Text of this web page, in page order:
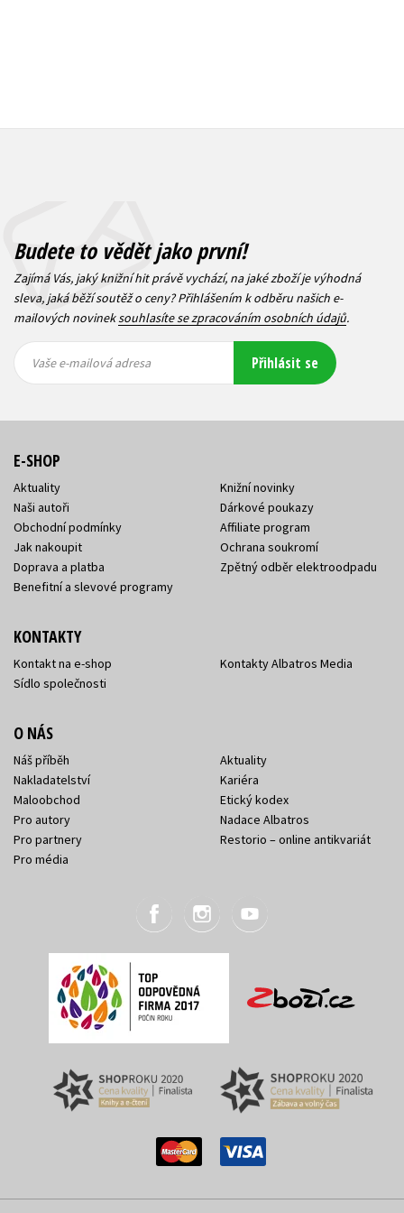
Budete to vědět jako první!
Zajímá Vás, jaký knižní hit právě vychází, na jaké zboží je výhodná
sleva, jaká běží soutěž o ceny? Přihlášením k odběru našich e-
mailových novineksouhlasíte se zpracováním osobních údajů.
mailová
mailová
Vaše e-mailová adresa Přihlásit se
E-SHOP
Aktuality
Naši autoři
Obchodní podmínky
Jak nakoupit
Doprava a platba
Benefitní a slevové programy
Knižní novinky
Dárkové poukazy
Affiliate program
Ochrana soukromí
Zpětný odběr elektroodpadu
KONTAKTY
Kontakt na e-shop
Sídlo společnosti
Kontakty Albatros Media
O NÁS
Náš příběh
Nakladatelství
Maloobchod
Pro autory
Pro partnery
Pro média
Aktuality
Kariéra
Etický kodex
Nadace Albatros
Restorio – online antikvariát